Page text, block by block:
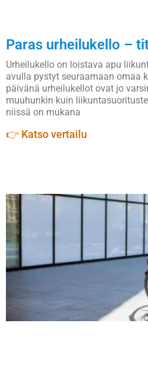
Paras urheilukello –
Urheilukello on loistava apu
avulla pystyt seuraamaan omaa
päivänä urheilukellot ovat jo
muuhunkin kuin
niissä on mukana
👉 Katso vertailu